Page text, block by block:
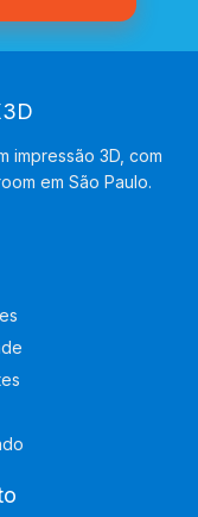
impressão 3D, com
em São Paulo.